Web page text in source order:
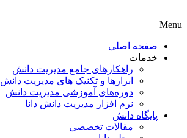
Menu
صفحه اصلی
خدمات
راهکارهای جامع مدیریت دانش
ابزارها و تکنیک‌ های مدیریت دانش
دوره‌های آموزشی مدیریت دانش
نرم افزار مدیریت دانش دانا
پایگاه دانش
مقالات تخصصی